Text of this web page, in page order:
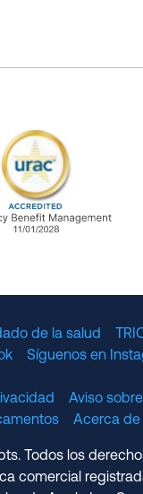
de la salud
Síguenos en
Aviso
Todos los
comercial